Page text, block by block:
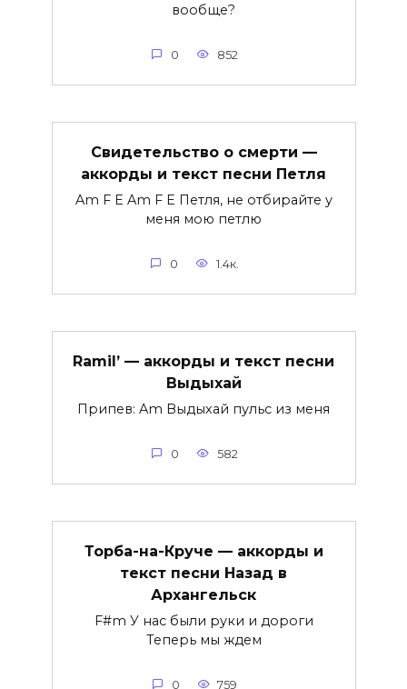
вообще?
0 852
Свидетельство о смерти —
аккорды и текст песни Петля
Am F E Am F E Петля, не отбирайте у
меня мою петлю
0 1.4к.
Ramil’ — аккорды и текст песни
Выдыхай
Припев: Am Выдыхай пульс из меня
0 582
Торба-на-Круче — аккорды и
текст песни Назад в
Архангельск
F#m У нас были руки и дороги
Теперь мы ждем
0 759